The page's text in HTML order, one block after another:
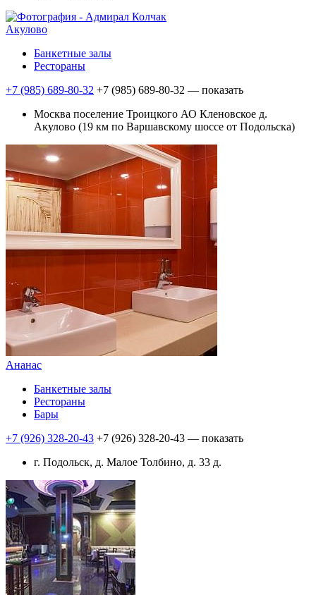
Акулово
Банкетные залы
Рестораны
+7 (985) 689-80-32 +7 (985) 689-80-32 — показать
Москва поселение Троицкого АО Клeновское д.
Акулово (19 км по Варшавскому шоссе от Подольска)
Ананас
Банкетные залы
Рестораны
Бары
+7 (926) 328-20-43 +7 (926) 328-20-43 — показать
г. Подольск, д. Малое Толбино, д. 33 д.